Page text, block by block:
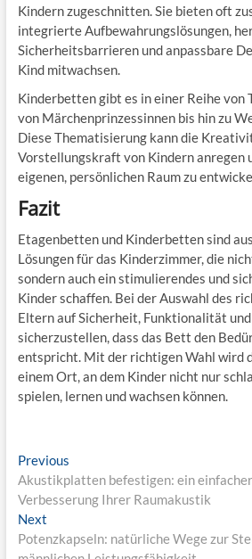
Kindern zugeschnitten. Sie bieten oft
integrierte Aufbewahrungslösungen,
Sicherheitsbarrieren und anpassbare
Kind mitwachsen.
Kinderbetten gibt es in einer Reihe von
von Märchenprinzessinnen bis hin zu
Diese Thematisierung kann die
Vorstellungskraft von Kindern anregen
eigenen, persönlichen Raum zu
Fazit
Etagenbetten und Kinderbetten sind
Lösungen für das Kinderzimmer, die
sondern auch ein stimulierendes und
Kinder schaffen. Bei der Auswahl des
Eltern auf Sicherheit, Funktionalität
sicherzustellen, dass das Bett den
entspricht. Mit der richtigen Wahl wird
einem Ort, an dem Kinder nicht nur
spielen, lernen und wachsen können.
B
e
i
t
Previous
r
e
i
Akustikplatten befestigen: ein
Verbesserung Ihrer Raumakustik
Next
e
Potenzkapseln: natürliche Wege zur